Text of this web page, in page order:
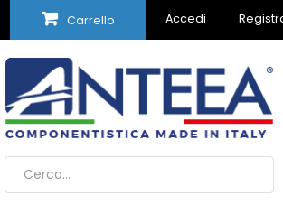
Carrello Accedi